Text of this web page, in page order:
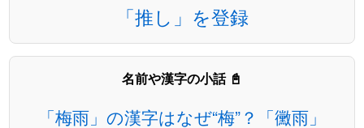
「推し」を登録
名前や漢字の小話 📓
「梅雨」の漢字はなぜ“梅”？「黴雨」